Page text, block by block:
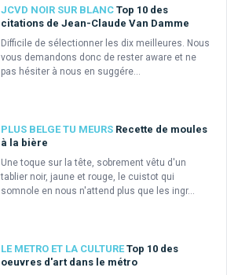
JCVD NOIR SUR BLANC Top 10 des
citations de Jean-Claude Van Damme
Difficile de sélectionner les dix meilleures. Nous
vous demandons donc de rester aware et ne
pas hésiter à nous en suggére...
PLUS BELGE TU MEURS Recette de moules
à la bière
Une toque sur la tête, sobrement vêtu d'un
tablier noir, jaune et rouge, le cuistot qui
somnole en nous n'attend plus que les ingr...
LE METRO ET LA CULTURE Top 10 des
oeuvres d'art dans le métro